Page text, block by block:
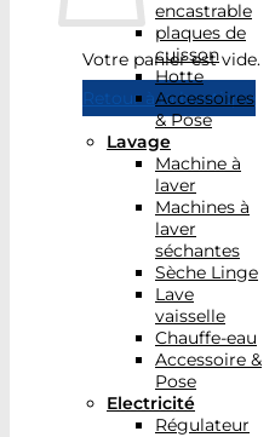
Votre panier est vide.
Retour à la boutique
encastrable
plaques de
cuisson
Hotte
Accessoires
& Pose
Lavage
Machine à
laver
Machines à
laver
séchantes
Sèche Linge
Lave
vaisselle
Chauffe-eau
Accessoire &
Pose
Electricité
Régulateur